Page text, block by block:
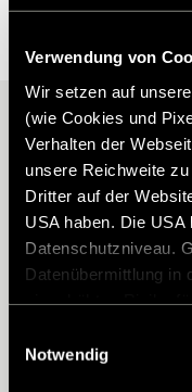
Verwendung von
Wir setzen auf
(wie Cookies und
Verhalten der
unsere Reichweite
Dritter auf der
USA haben. Die
Datenschutzniveau.
Datenübermittlung in
zustehen.
Notwendig
Unik design
komfort
precis rätt. Ett nytt
generösare än aldrig förr.
Förvaring
Plats för
Dubbelgolv, klädskåp,
förvaringsmöjligheter i
Sovkomfort
Kök